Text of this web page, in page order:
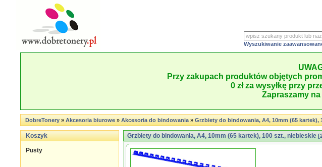
Wyszukiwanie
Przy zakupach produktów objętych
0 zł za wysyłkę przy
Zapraszamy
DobreTonery»Akcesoria biurowe»Akcesoria do bindowania»Grzbiety do bindowania, A4, 10mm (65 kartek),
Koszyk
Pusty
Grzbiety do bindowania, A4, 10mm (65 kartek), 100 szt., niebieskie